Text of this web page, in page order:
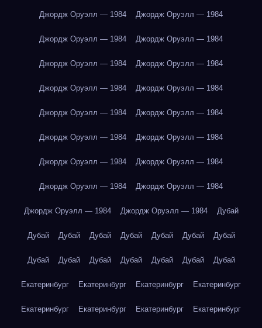
Джордж Оруэлл — 1984 Джордж Оруэлл — 1984
Джордж Оруэлл — 1984 Джордж Оруэлл — 1984
Джордж Оруэлл — 1984 Джордж Оруэлл — 1984
Джордж Оруэлл — 1984 Джордж Оруэлл — 1984
Джордж Оруэлл — 1984 Джордж Оруэлл — 1984
Джордж Оруэлл — 1984 Джордж Оруэлл — 1984
Джордж Оруэлл — 1984 Джордж Оруэлл — 1984
Джордж Оруэлл — 1984 Джордж Оруэлл — 1984
Джордж Оруэлл — 1984 Джордж Оруэлл — 1984 Дубай
Дубай Дубай Дубай Дубай Дубай Дубай Дубай
Дубай Дубай Дубай Дубай Дубай Дубай Дубай
Екатеринбург Екатеринбург Екатеринбург Екатеринбург
Екатеринбург Екатеринбург Екатеринбург Екатеринбург